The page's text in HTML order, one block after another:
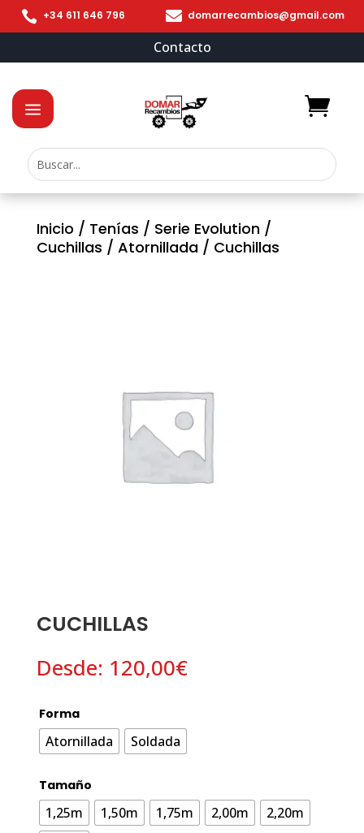
 +34 611 646 796  domarrecambios@gmail.com
Contacto
Inicio / Tenías / Serie Evolution/
Cuchillas / Atornillada/ Cuchillas
CUCHILLAS
Desde: 120,00€
Forma
Atornillada Soldada
Tamaño
1,25m 1,50m 1,75m 2,00m
2,20m